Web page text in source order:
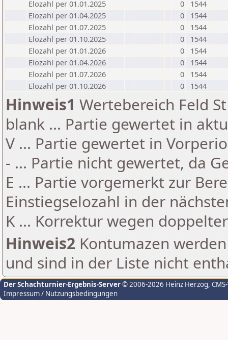
Elozahl per 01.01.2025
0
1544
Elozahl per 01.04.2025
0
1544
Elozahl per 01.07.2025
0
1544
Elozahl per 01.10.2025
0
1544
Elozahl per 01.01.2026
0
1544
Elozahl per 01.04.2026
0
1544
Elozahl per 01.07.2026
0
1544
Elozahl per 01.10.2026
0 1544
Hinweis1 Wertebereich Feld
blank ... Partie gewertet in
V ... Partie gewertet in
- ... Partie nicht gewertet, da
E ... Partie vorgemerkt zur
Einstiegselozahl in der
K ... Korrektur wegen
Hinweis2 Kontumazen
und sind in der Liste nicht
Der Schachturnier-Ergebnis-Server© 2006-2026 Heinz Herzog,
Impressum / Nutzungsbedingungen